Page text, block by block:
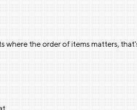
where the order of items matters,